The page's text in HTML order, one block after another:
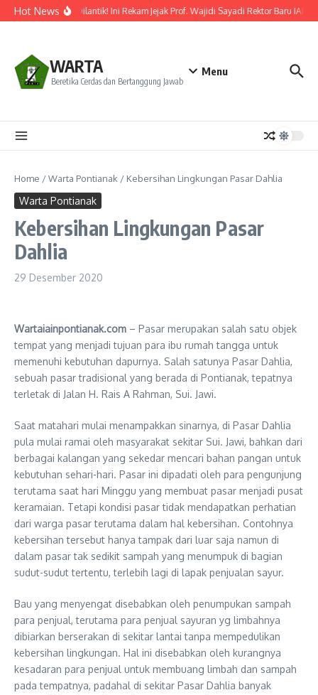
Lewati ke konten
Hot NewsResmi Dilantik! Ini Rekam Jejak Prof. Wajidi Sayadi Rektor Baru IAIN
WARTA
Beretika Cerdas dan Bertanggung Jawab
Menu
Home /Warta Pontianak / Kebersihan Lingkungan Pasar Dahlia
Warta Pontianak
Kebersihan Lingkungan Pasar
Dahlia
29 Desember 2020
Wartaiainpontianak.com – Pasar merupakan salah satu objek
tempat yang menjadi tujuan para ibu rumah tangga untuk
memenuhi kebutuhan dapurnya. Salah satunya Pasar Dahlia,
sebuah pasar tradisional yang berada di Pontianak, tepatnya
terletak di Jalan H. Rais A Rahman, Sui. Jawi.
Saat matahari mulai menampakkan sinarnya, di Pasar Dahlia
pula mulai ramai oleh masyarakat sekitar Sui. Jawi, bahkan dari
berbagai kalangan yang sekedar mencari bahan pangan untuk
kebutuhan sehari-hari. Pasar ini dipadati oleh para pengunjung
terutama saat hari Minggu yang membuat pasar menjadi pusat
keramaian. Tetapi kondisi pasar tidak mendapatkan perhatian
dari warga pasar terutama dalam hal kebersihan. Contohnya
kebersihan tersebut hanya tampak dari luar saja namun di
dalam pasar tak sedikit sampah yang menumpuk di bagian
sudut-sudut tertentu, terlebih lagi di lapak penjualan sayur.
Bau yang menyengat disebabkan oleh penumpukan sampah
para penjual, terutama para penjual sayuran yg limbahnya
dibiarkan berserakan di sekitar lantai tanpa mempedulikan
kebersihan lingkungan. Hal ini disebabkan oleh kurangnya
kesadaran para penjual untuk membuang limbah dan sampah
pada tempatnya, padahal di sekitar Pasar Dahlia banyak